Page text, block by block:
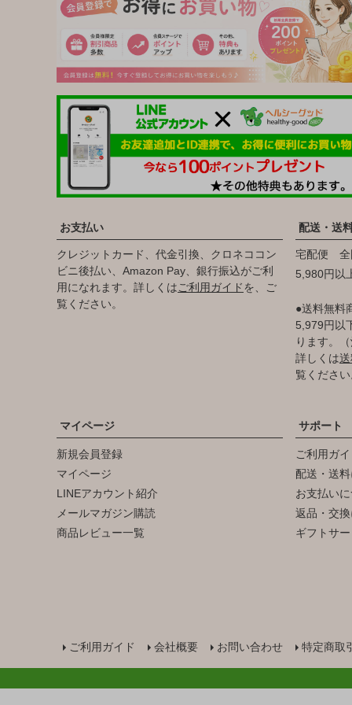
お支払い
クレジットカード、代金引換、クロネココン
ビニ後払い、Amazon Pay、銀行振込がご利
用になれます。詳しくはご利用ガイドを、ご
覧ください。
配送・送
宅配便 全
5,980円以
●送料無料
5,979円以
ります。
詳しくは
覧くださ
マイページ
新規会員登録
マイページ
LINEアカウント紹介
メールマガジン購読
商品レビュー一覧
サポート
ご利用ガ
配送・送
お支払い
返品・交
ギフトサ
ご利用ガイド 会社概要 お問い合わせ 特定商取